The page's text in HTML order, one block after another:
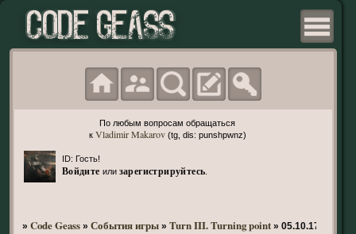
По любым вопросам обращаться
к Vladimir Makarov(tg, dis: punshpwnz)
ID: Гость!
Войдите или зарегистрируйтесь
» Code Geass » События игры » Turn III. Turning point » 05.10.17. Пан